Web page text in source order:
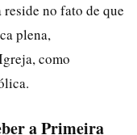
no fato de que
plena,
como
a Primeira